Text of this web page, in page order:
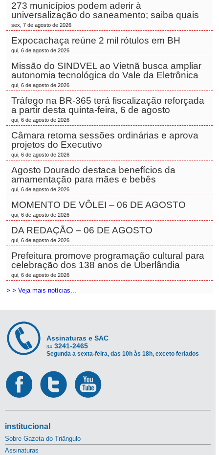
273 municípios podem aderir à
universalização do saneamento; saiba quais
sex, 7 de agosto de 2026
Expocachaça reúne 2 mil rótulos em BH
qui, 6 de agosto de 2026
Missão do SINDVEL ao Vietnã busca ampliar
autonomia tecnológica do Vale da Eletrônica
qui, 6 de agosto de 2026
Tráfego na BR-365 terá fiscalização reforçada
a partir desta quinta-feira, 6 de agosto
qui, 6 de agosto de 2026
Câmara retoma sessões ordinárias e aprova
projetos do Executivo
qui, 6 de agosto de 2026
Agosto Dourado destaca benefícios da
amamentação para mães e bebês
qui, 6 de agosto de 2026
MOMENTO DE VÔLEI – 06 DE AGOSTO
qui, 6 de agosto de 2026
DA REDAÇÃO – 06 DE AGOSTO
qui, 6 de agosto de 2026
Prefeitura promove programação cultural para
celebração dos 138 anos de Uberlândia
qui, 6 de agosto de 2026
> > Veja mais notícias...
Assinaturas e SAC
34 3241-2465
Segunda a sexta-feira, das 10h às 18h, exceto feriados
institucional
Sobre Gazeta do Triângulo
Assinaturas